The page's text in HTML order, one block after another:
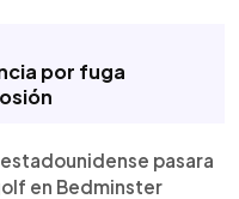
por fuga
pasara
en Bedminster